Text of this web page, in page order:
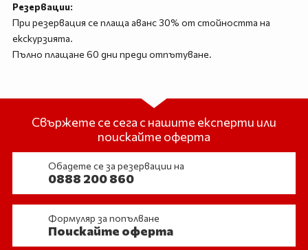
Резервации:
При резервация се плаща аванс 30% от стойността на
екскурзията.
Пълно плащане 60 дни преди отпътуване.
Свържете се сега с нашите експерти или
поискайте оферта
Обадете се за резервации на
0888 200 860
Формуляр за попълване
Поискайте оферта